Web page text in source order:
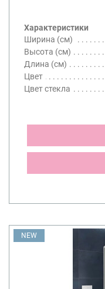
Характеристики
Ширина (см)
Высота (см)
Длина (см)
Цвет
Цвет стекла
NEW